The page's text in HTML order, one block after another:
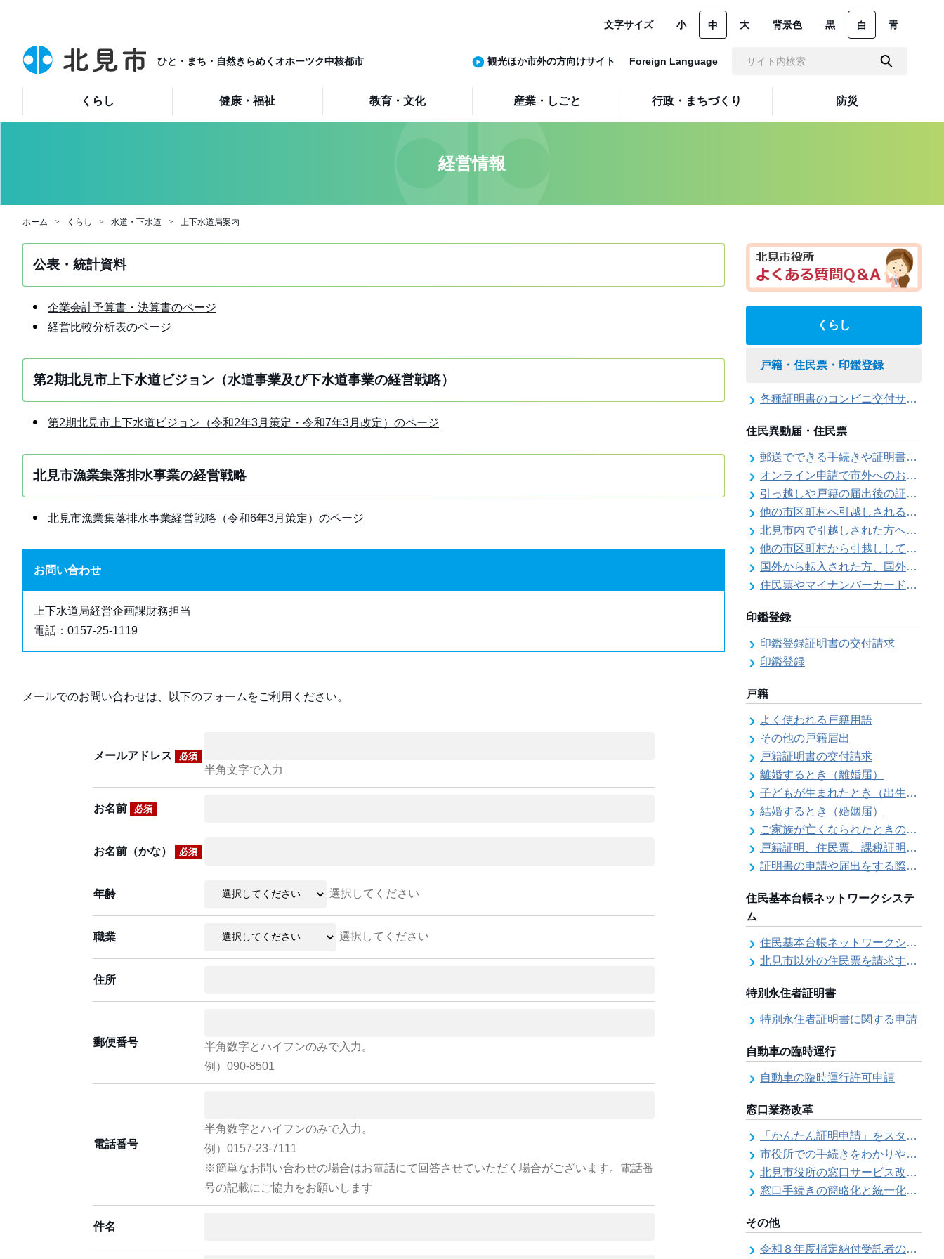
ひと・まち・自然きらめくオホーツク中核都市
くらし 健康・福祉 教育・文化 産業・しごと 行政・まちづくり 防災
文字サイズ 小 中 大 背景色 黒 白 青
観光ほか市外の方向けサイト Foreign Language
経営情報
ホーム くらし 水道・下水道 上下水道局案内
公表・統計資料
企業会計予算書・決算書のページ
経営比較分析表のページ
第2期北見市上下水道ビジョン（水道事業及び下水道事業の経営戦略）
第2期北見市上下水道ビジョン（令和2年3月策定・令和7年3月改定）のページ
北見市漁業集落排水事業の経営戦略
北見市漁業集落排水事業経営戦略（令和6年3月策定）のページ
お問い合わせ
上下水道局経営企画課財務担当
電話：0157-25-1119
メールでのお問い合わせは、以下のフォームをご利用ください。
メールアドレス 必須
半角文字で入力
お名前 必須
お名前（かな） 必須
年齢 選択してください
職業 選択してください
住所
郵便番号
半角数字とハイフンのみで入力。
例）090-8501
電話番号
半角数字とハイフンのみで入力。
例）0157-23-7111
※簡単なお問い合わせの場合はお電話にて回答させていただく場合がございます。電話番
号の記載にご協力をお願いします
件名
くらし
戸籍・住民票・印鑑登録
各種証明書のコンビニ交付サービス
住民異動届・住民票
郵送でできる手続きや証明書等の交付請求（住民票・戸籍・国民年金関係）
オンライン申請で市外へのお引越し手続き（転出届）ができます
引っ越しや戸籍の届出後の証明書発行可能日
他の市区町村へ引越しされる方へ（転出届）
北見市内で引越しされた方へ（転居届）
他の市区町村から引越しして来た方へ（転入届）
国外から転入された方、国外へ転出される方へ
住民票やマイナンバーカード、印鑑証明書に旧氏（旧姓）が併記できるようになりました！
印鑑登録
印鑑登録証明書の交付請求
印鑑登録
戸籍
よく使われる戸籍用語
その他の戸籍届出
戸籍証明書の交付請求
離婚するとき（離婚届）
子どもが生まれたとき（出生届）
結婚するとき（婚姻届）
ご家族が亡くなられたときの各種手続きのご案内（死亡届）
戸籍証明、住民票、課税証明書等の証明書を郵送で請求する際の本人確認
証明書の申請や届出をする際の本人確認
住民基本台帳ネットワークシステ
ム
住民基本台帳ネットワークシステム
北見市以外の住民票を請求する（住民票の広域交付）
特別永住者証明書
特別永住者証明書に関する申請
自動車の臨時運行
自動車の臨時運行許可申請
窓口業務改革
「かんたん証明申請」をスタートしました
市役所での手続きをわかりやすく！「手続きチェックシート」を導入しました
北見市役所の窓口サービス改善の取り組み経過
窓口手続きの簡略化と統一化の取り組みについて（ワンストップサービス推進事業）
その他
令和８年度指定納付受託者の指定について